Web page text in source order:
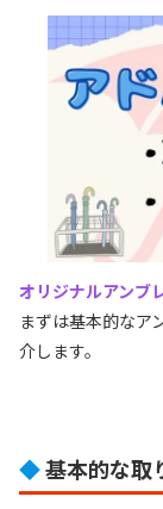
オリジナルアンブ
まずは基本的なア
介します。
◆基本的な取